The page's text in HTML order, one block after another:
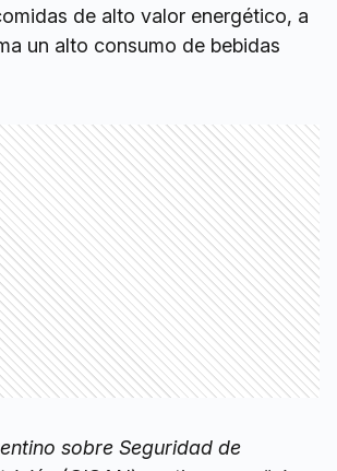
de alto valor energético, a
un alto consumo de bebidas
sobre Seguridad de